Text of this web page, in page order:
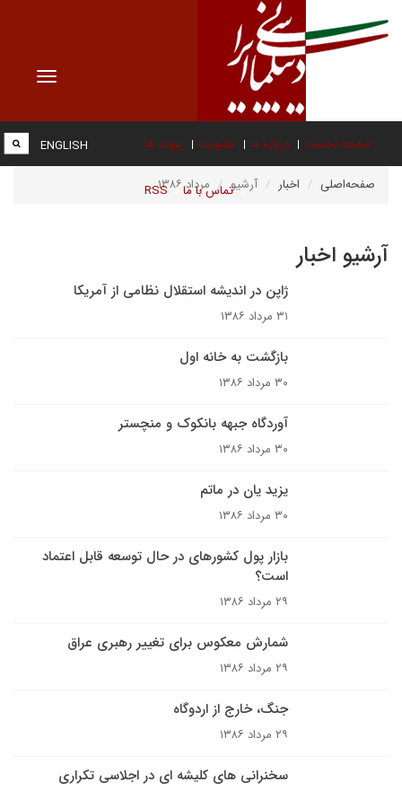
Toggle
صفحه نخست درباره ما عضویت پیوند ها
تماس با ما RSS
ENGLISH
صفحه‌اصلی اخبار آرشیو مرداد ۱۳۸۶
آرشیو اخبار
ژاپن در اندیشه استقلال نظامی از آمریکا
۳۱ مرداد ۱۳۸۶
بازگشت به خانه اول
۳۰ مرداد ۱۳۸۶
آوردگاه جبهه بانکوک و منچستر
۳۰ مرداد ۱۳۸۶
یزید یان در ماتم
۳۰ مرداد ۱۳۸۶
بازار پول کشورهای در حال توسعه قابل اعتماد
است؟
۲۹ مرداد ۱۳۸۶
شمارش معکوس براى تغيير رهبرى عراق
۲۹ مرداد ۱۳۸۶
جنگ، خارج از اردوگاه
۲۹ مرداد ۱۳۸۶
سخنرانى هاى کليشه اى در اجلاسى تکرارى